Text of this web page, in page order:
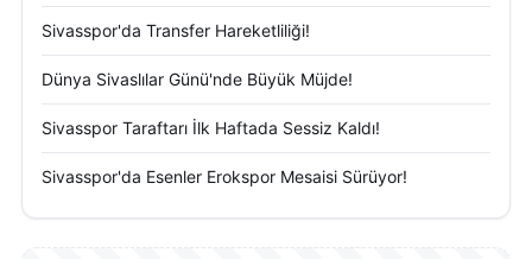
Sivasspor'da Transfer Hareketliliği!
Dünya Sivaslılar Günü'nde Büyük Müjde!
Sivasspor Taraftarı İlk Haftada Sessiz Kaldı!
Sivasspor'da Esenler Erokspor Mesaisi Sürüyor!